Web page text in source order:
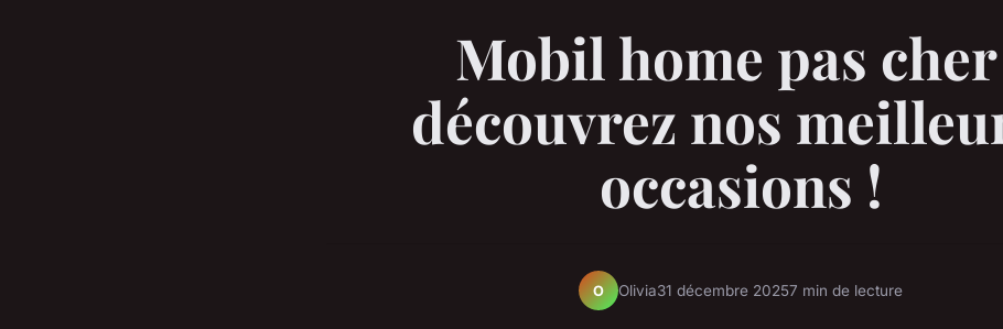
Mobil home pas
découvrez nos
occasions !
O Olivia31 décembre 20257 min de lecture